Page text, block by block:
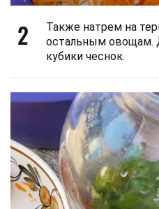
2
Также натрем на
остальным овощам.
кубики чеснок.